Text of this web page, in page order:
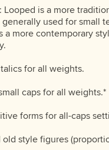
นวดา
นวดา
Looped is a more
used for small
a more contemporary
for all weights.
caps for all weights.*
forms for all-caps
old style figures